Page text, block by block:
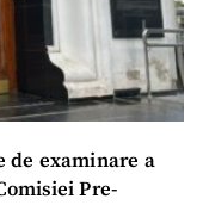
de examinare a
Pre-